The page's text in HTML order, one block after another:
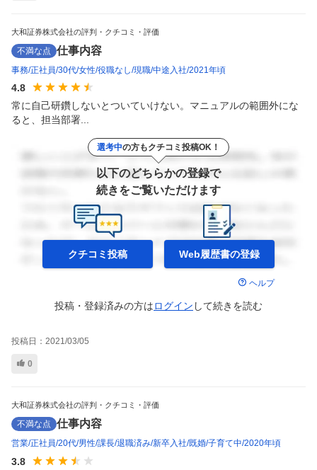
大和証券株式会社の評判・クチコミ・評価
不満な点 仕事内容
事務 正社員 30代 女性 役職なし 現職 中途入社 2021年頃
4.8
常に自己研鑽しないとついていけない。マニュアルの範囲外にな
ると、担当部署...
選考中の方もクチコミ投稿OK！
以下のどちらかの登録で
続きをご覧いただけます
クチコミ投稿 Web履歴書の登録
ヘルプ
投稿・登録済みの方はログイン して続きを読む
投稿日： 2021/03/05
0
大和証券株式会社の評判・クチコミ・評価
不満な点 仕事内容
営業 正社員 20代 男性 課長 退職済み 新卒入社 既婚 子育て中 2020年頃
3.8